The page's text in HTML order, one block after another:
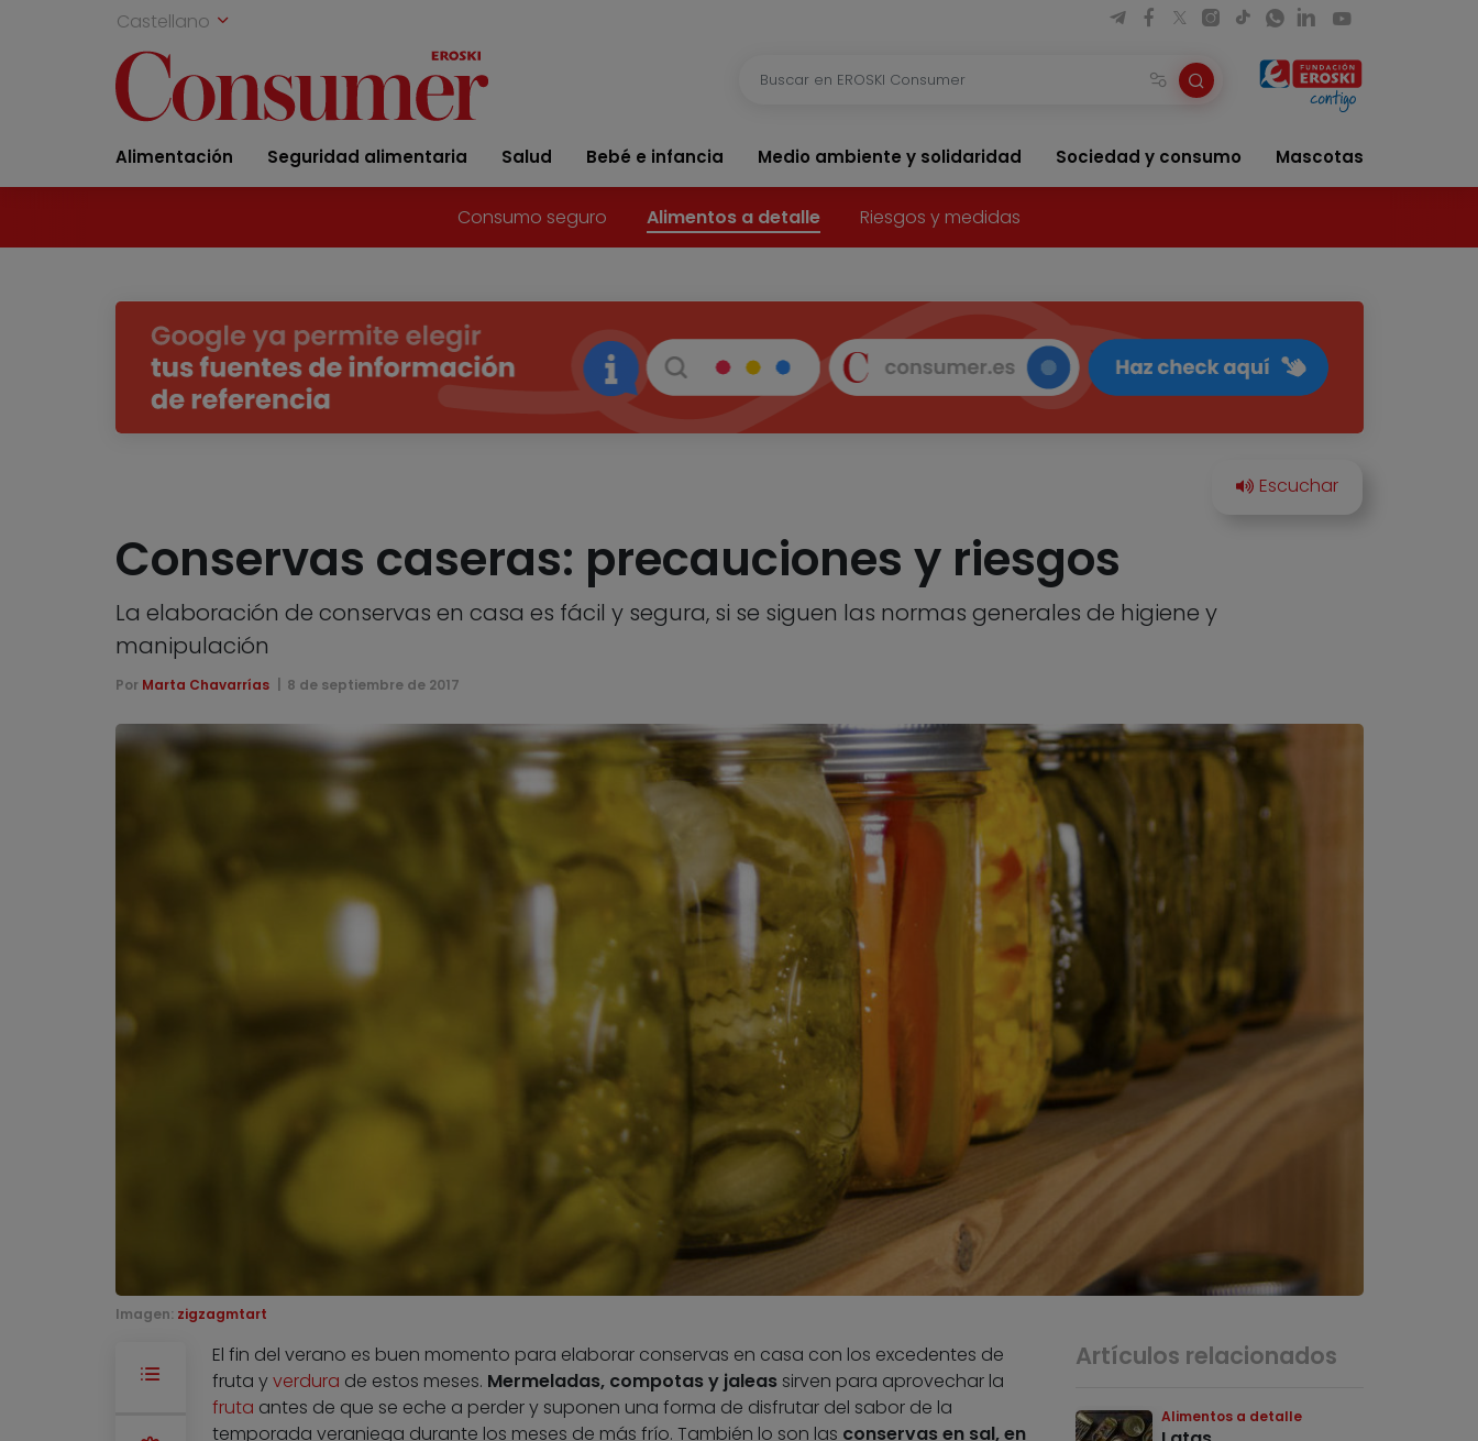
Castellano
Alimentación Seguridad alimentaria Salud Bebé e infancia Medio ambiente y solidaridad Sociedad y consumo Mascotas
Consumo seguro Alimentos a detalle Riesgos y medidas
Conservas caseras: precauciones y riesgos
La elaboración de conservas en casa es fácil y segura, si se siguen las normas generales de higiene y
manipulación
Por Marta Chavarrías 8 de septiembre de 2017
Imagen: zigzagmtart
El fin del verano es buen momento para elaborar conservas en casa con los excedentes de
fruta yverdura de estos meses. Mermeladas, compotas y jaleassirven para aprovechar la
fruta antes de que se eche a perder y suponen una forma de disfrutar del sabor de la
temporada veraniega durante los meses de más frío. También lo son las conservas en sal, en
Artículos relacionados
Alimentos a detalle